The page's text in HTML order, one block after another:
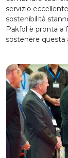
servizio
sostenibilità
Pakfol è pronta a
sostenere questa